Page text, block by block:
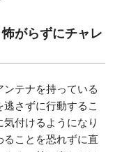
がらずにチャレ
テナを持っている
さずに行動するこ
付けるようになり
ることを恐れずに直